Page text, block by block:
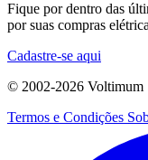
Fique por dentro das
por suas compras
Cadastre-se aqui
© 2002-2026 Voltimum
Termos e Condições